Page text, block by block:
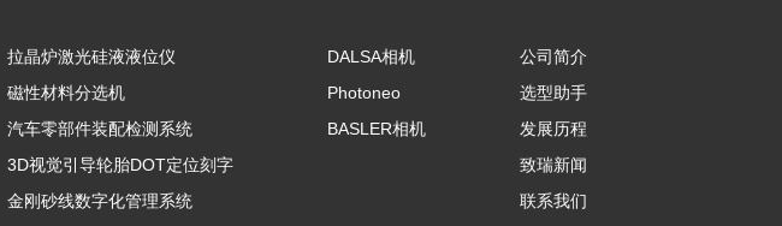
拉晶炉激光硅液液位仪
磁性材料分选机
汽车零部件装配检测系统
3D视觉引导轮胎DOT定位刻字
金刚砂线数字化管理系统
DALSA相机
Photoneo
BASLER相机
公司简介
选型助手
发展历程
致瑞新闻
联系我们